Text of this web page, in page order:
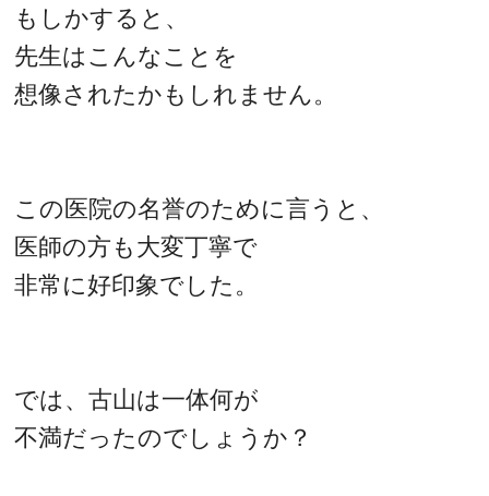
もしかすると、
先生はこんなことを
想像されたかもしれません。
この医院の名誉のために言うと、
医師の方も大変丁寧で
非常に好印象でした。
では、古山は一体何が
不満だったのでしょうか？